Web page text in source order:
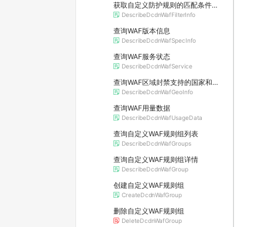
获取自定义防护规则的匹配条件信息
DescribeDcdnWafFilterInfo
查询WAF版本信息
DescribeDcdnWafSpecInfo
查询WAF服务状态
DescribeDcdnWafService
查询WAF区域封禁支持的国家和地区
DescribeDcdnWafGeoInfo
查询WAF用量数据
DescribeDcdnWafUsageData
查询自定义WAF规则组列表
DescribeDcdnWafGroups
查询自定义WAF规则组详情
DescribeDcdnWafGroup
创建自定义WAF规则组
CreateDcdnWafGroup
删除自定义WAF规则组
DeleteDcdnWafGroup